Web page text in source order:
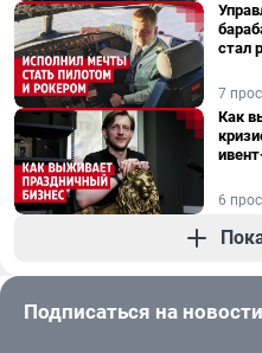
стал
7
Как
6
Подписаться на новости